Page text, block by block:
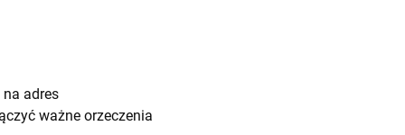
adres
ważne orzeczenia